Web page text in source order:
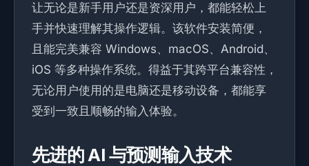
让无论是新手用户还是资深用户，都能轻松上
手并快速理解其操作逻辑。该软件安装简便，
且能完美兼容 Windows、macOS、Android、
iOS 等多种操作系统。得益于其跨平台兼容性，
无论用户使用的是电脑还是移动设备，都能享
受到一致且顺畅的输入体验。
先进的 AI 与预测输入技术